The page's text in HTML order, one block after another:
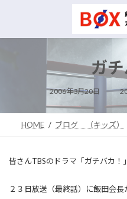
ン
プ
ー
動
ガ
2006年3月20日
終
新
日
:
HOME ブログ （キッズ）
皆さんTBSのドラマ「ガチバカ！
２３日放送（最終話）に飯田会長